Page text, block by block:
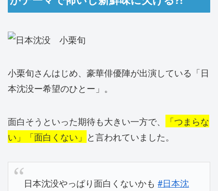
小栗旬さんはじめ、豪華俳優陣が出演している「日
本沈没ー希望のひとー」。
面白そうといった期待も大きい一方で、
「つまらな
い」「面白くない」 と言われていました。
日本沈没やっぱり面白くないかも#日本沈